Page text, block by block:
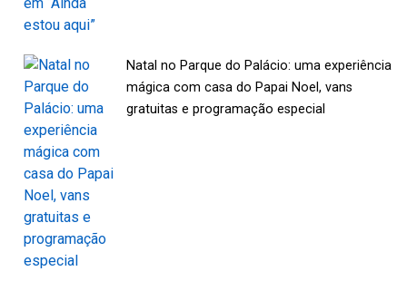
Natal no Parque do Palácio: uma experiência
mágica com casa do Papai Noel, vans
gratuitas e programação especial